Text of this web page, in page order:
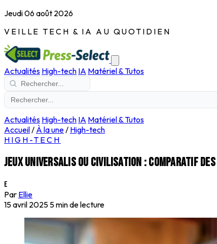
Jeudi 06 août 2026
VEILLE TECH & IA AU QUOTIDIEN
Actualités High-tech IA Matériel & Tutos
Actualités High-tech IA Matériel & Tutos
Accueil/ À la une/ High-tech
HIGH-TECH
Jeux Universalis ou Civilisation : comparatif
E
Par Ellie
15 avril 2025 5 min de lecture